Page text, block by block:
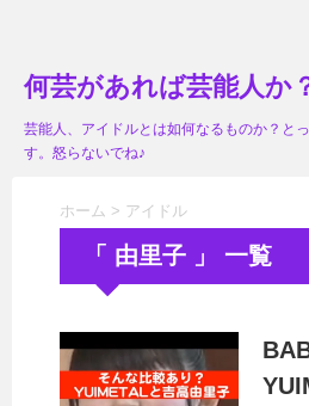
何芸があれば芸能人か
芸能人、アイドルとは如何なるものか？と
す。怒らないでね♪
ホーム > アイドル
「 由里子 」 一覧